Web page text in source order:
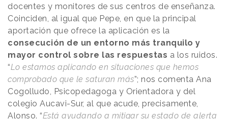
docentes y monitores de sus centros de enseñanza.
Coinciden, al igual que Pepe, en que la principal
aportación que ofrece la aplicación es la
consecución de un entorno más tranquilo y
mayor control sobre las respuestas a los ruidos.
“Lo estamos aplicando en situaciones que hemos
comprobado que le saturan más”; nos comenta Ana
Cogolludo, Psicopedagoga y Orientadora y del
colegio Aucavi-Sur, al que acude, precisamente,
Alonso. “Está ayudando a mitigar su estado de alerta